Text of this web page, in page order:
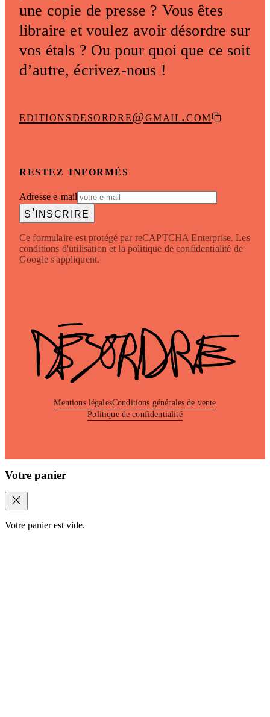
une copie de presse ? Vous êtes
libraire et voulez avoir désordre sur
vos étals ? Ou pour quoi que ce soit
d’autre, écrivez-nous !
editionsdesordre@gmail.com
restez informés
Adresse e-mail
s'inscrire
Ce formulaire est protégé par reCAPTCHA Enterprise. Les
conditions d'utilisation et la politique de confidentialité de
Google s'appliquent.
Mentions légalesConditions générales de vente
Politique de confidentialité
Votre panier
Votre panier est vide.